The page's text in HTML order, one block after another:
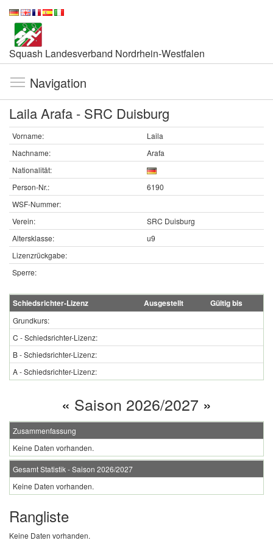
Squash Landesverband Nordrhein-Westfalen
Navigation
Laila Arafa - SRC Duisburg
Vorname:
Laila
Nachname:
Arafa
Nationalität:
Person-Nr.:
6190
WSF-Nummer:
Verein:
SRC Duisburg
Altersklasse:
u9
Lizenzrückgabe:
Sperre:
Schiedsrichter-Lizenz Ausgestellt Gültig bis
Grundkurs:
C - Schiedsrichter-Lizenz:
B - Schiedsrichter-Lizenz:
A - Schiedsrichter-Lizenz:
« Saison 2026/2027 »
Zusammenfassung
Keine Daten vorhanden.
Gesamt Statistik - Saison 2026/2027
Keine Daten vorhanden.
Rangliste
Keine Daten vorhanden.